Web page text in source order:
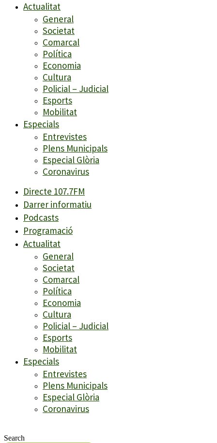
Actualitat
General
Societat
Comarcal
Política
Economia
Cultura
Policial – Judicial
Esports
Mobilitat
Especials
Entrevistes
Plens Municipals
Especial Glòria
Coronavirus
Directe 107.7FM
Darrer informatiu
Podcasts
Programació
Actualitat
General
Societat
Comarcal
Política
Economia
Cultura
Policial – Judicial
Esports
Mobilitat
Especials
Entrevistes
Plens Municipals
Especial Glòria
Coronavirus
Search